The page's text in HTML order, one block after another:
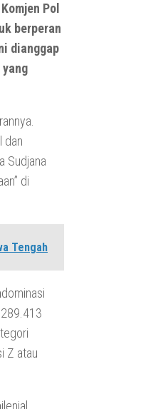
Pol
berperan
dianggap
dan
Sudjana
di
Tengah
Z atau